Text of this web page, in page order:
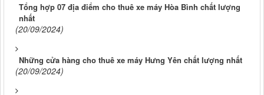
Tổng hợp 07 địa điểm cho thuê xe máy Hòa Bình chất lượng
nhất
(20/09/2024)
Những cửa hàng cho thuê xe máy Hưng Yên chất lượng nhất
(20/09/2024)